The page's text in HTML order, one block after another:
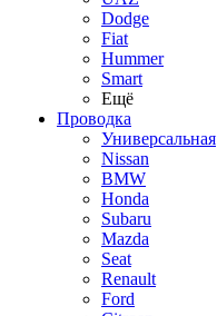
Dodge
Fiat
Hummer
Smart
Ещё
Проводка
Универсальная
Nissan
BMW
Honda
Subaru
Mazda
Seat
Renault
Ford